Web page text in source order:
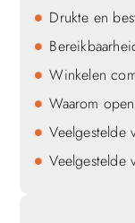
Drukte en
Waarom
Veelgestelde